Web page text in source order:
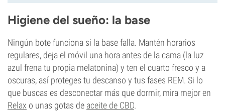
Higiene del sueño: la base
Ningún bote funciona si la base falla. Mantén horarios
regulares, deja el móvil una hora antes de la cama (la luz
azul frena tu propia melatonina) y ten el cuarto fresco y a
oscuras, así proteges tu descanso y tus fases REM. Si lo
que buscas es desconectar más que dormir, mira mejor en
Relax o unas gotas de aceite de CBD.